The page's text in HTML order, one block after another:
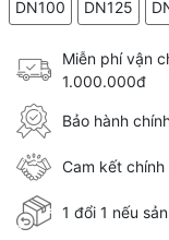
DN100 DN125
Miễn phí vận
1.000.000đ
Bảo hành
Cam kết chính
1 đổi 1 nếu